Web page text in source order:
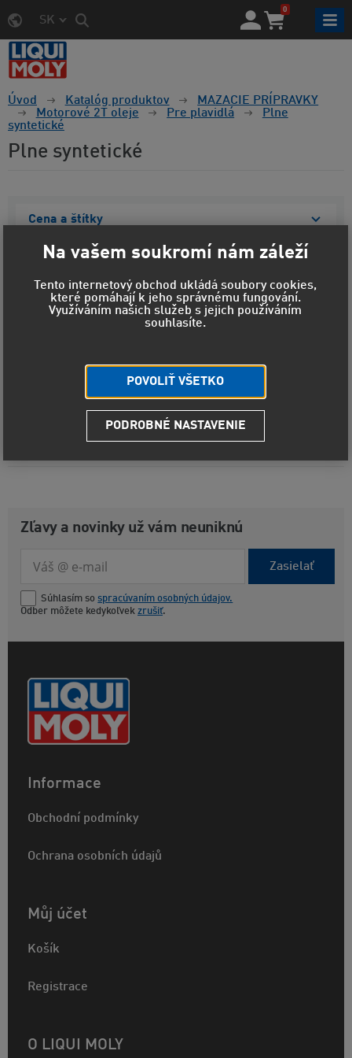
SK
0
Úvod Katalóg produktov
MAZACIE PRÍPRAVKY
Motorové 2T oleje
Pre plavidlá
Plne
syntetické
Plne syntetické
Cena a štítky
Zobraziť vybrané
Predvolené radenie
Od najdrahšieho
Najnovšie
0produktov
Zľavy a novinky už vám neuniknú
Zasielať
Súhlasím so spracúvaním osobných údajov.
Odber môžete kedykoľvek zrušiť.
Informace
Obchodní podmínky
Ochrana osobních údajů
Můj účet
Košík
Registrace
O LIQUI MOLY
Na vašem soukromí nám záleží
Tento internetový obchod ukládá soubory cookies,
které pomáhají k jeho správnému fungování.
Využíváním našich služeb s jejich používáním
souhlasíte.
POVOLIŤ VŠETKO
PODROBNÉ NASTAVENIE